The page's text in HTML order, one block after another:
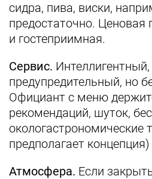
сидра, пива, виски,
предостаточно. Ценовая
и гостеприимная.
Сервис.
предупредительный, но
Официант с меню
рекомендаций, шуток,
окологастрономические
предполагает
Атмосфера. Если